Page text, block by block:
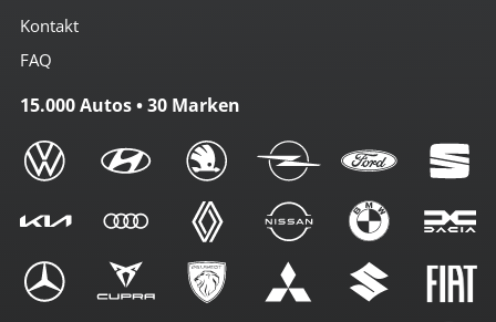
Kontakt
FAQ
15.000 Autos • 30 Marken